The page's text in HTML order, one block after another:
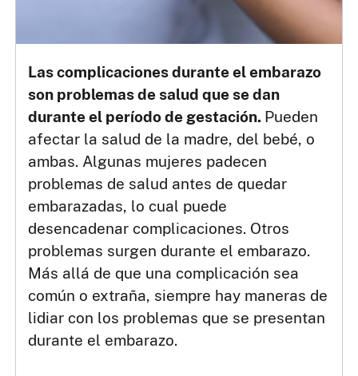
Las complicaciones durante el embarazo
son problemas de salud que se dan
durante el período de gestación. Pueden
afectar la salud de la madre, del bebé, o
ambas. Algunas mujeres padecen
problemas de salud antes de quedar
embarazadas, lo cual puede
desencadenar complicaciones. Otros
problemas surgen durante el embarazo.
Más allá de que una complicación sea
común o extraña, siempre hay maneras de
lidiar con los problemas que se presentan
durante el embarazo.